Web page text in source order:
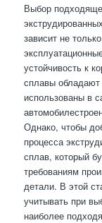
Выбор
зависит не
устойчивость к
сплавы обладают
использованы в
Однако, чтобы
процесса
сплав, который
требованиям
детали. В этой
учитывать при
наиболее